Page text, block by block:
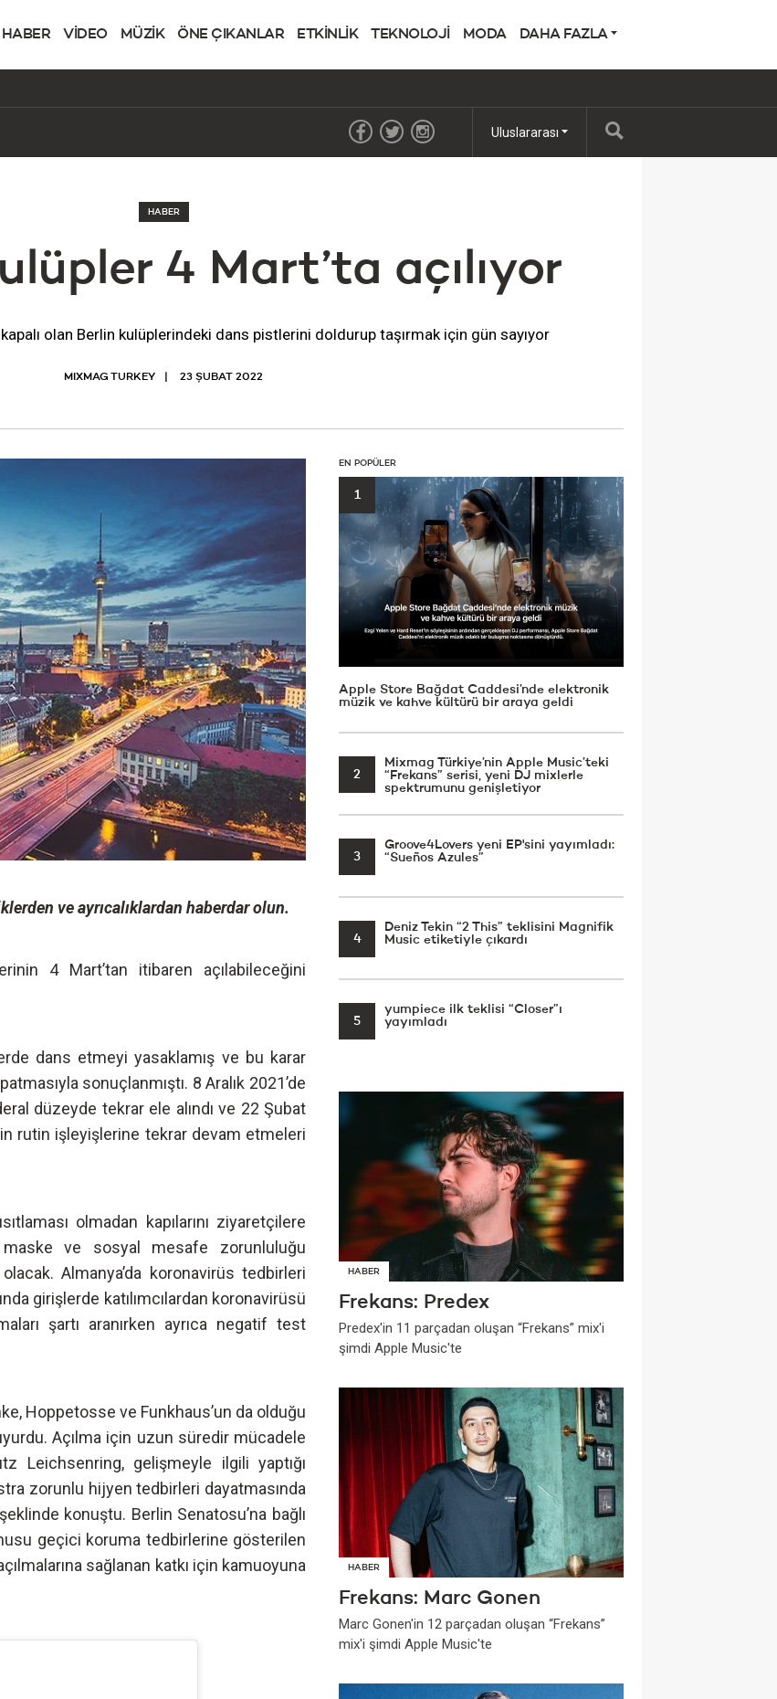
HABER VİDEO MÜZİK ÖNE ÇIKANLAR ETKİNLİK TEKNOLOJİ MODA DAHA FAZLA
Uluslararası
HABER
4 Mart’ta açılıyor
kapalı olan Berlin kulüplerindeki dans pistlerini doldurup taşırmak için gün sayıyor
MIXMAG TURKEY 23 ŞUBAT 2022
ve ayrıcalıklardan haberdar olun.
4 Mart’tan itibaren açılabileceğini
dans etmeyi yasaklamış ve bu karar
sonuçlanmıştı. 8 Aralık 2021’de
düzeyde tekrar ele alındı ve 22 Şubat
rutin işleyişlerine tekrar devam etmeleri
olmadan kapılarını ziyaretçilere
ve sosyal mesafe zorunluluğu
Almanya’da koronavirüs tedbirleri
girişlerde katılımcılardan koronavirüsü
şartı aranırken ayrıca negatif test
Hoppetosse ve Funkhaus’un da olduğu
Açılma için uzun süredir mücadele
Leichsenring, gelişmeyle ilgili yaptığı
zorunlu hijyen tedbirleri dayatmasında
konuştu. Berlin Senatosu’na bağlı
geçici koruma tedbirlerine gösterilen
sağlanan katkı için kamuoyuna
EN POPÜLER
1
Apple Store Bağdat Caddesi’nde elektronik
müzik ve kahve kültürü bir araya geldi
2
Mixmag Türkiye’nin Apple Music’teki
“Frekans” serisi, yeni DJ mixlerle
spektrumunu genişletiyor
3
Groove4Lovers yeni EP'sini yayımladı:
“Sueños Azules”
4
Deniz Tekin “2 This” teklisini Magnifik
Music etiketiyle çıkardı
5
yumpiece ilk teklisi “Closer”ı
yayımladı
HABER
Frekans: Predex
Predex'in 11 parçadan oluşan “Frekans” mix'i
şimdi Apple Music'te
HABER
Frekans: Marc Gonen
Marc Gonen'in 12 parçadan oluşan “Frekans”
mix'i şimdi Apple Music'te